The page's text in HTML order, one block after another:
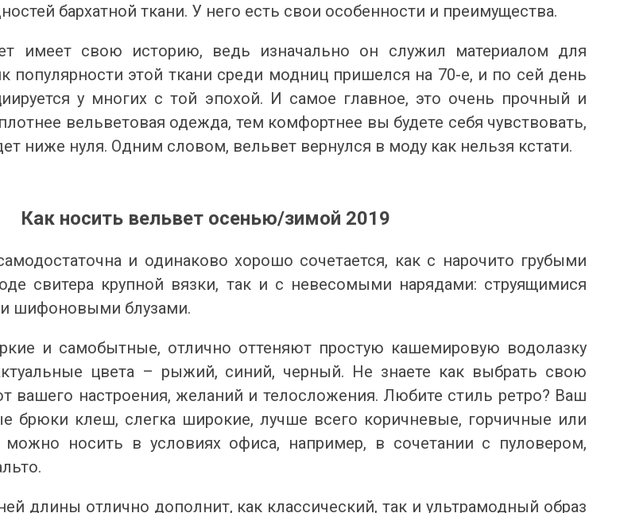
всіх
КУПАЛЬНИК ІЗ НАКИДКОЮ ЧИ КУПАЛЬНИК ЗІ
Літо — це час, коли хочеться почуватися легко,
впевнено та комфортно. Саме тому все більше
жінок звертають увагу не лише на купальники ,
ЛЬОНОВІ ШОРТИ ТА БРЮКИ: ІДЕАЛЬНИЙ ВИБІР
У літню пору особливо цінуються речі, які не
лише гарно виглядають, а й дають відчуття
легкості протягом усього дня. Саме тому
Кожного літа вибір між
до одного питання: закритий
зараз тренд не про “або-або”. У
бархатной ткани. У него есть свои особенности и преимущества.
имеет свою историю, ведь изначально он служил материалом для
популярности этой ткани среди модниц пришелся на 70-е, и по сей день
у многих с той эпохой. И самое главное, это очень прочный и
вельветовая одежда, тем комфортнее вы будете себя чувствовать,
ниже нуля. Одним словом, вельвет вернулся в моду как нельзя кстати.
Как носить вельвет осенью/зимой 2019
и одинаково хорошо сочетается, как с нарочито грубыми
свитера крупной вязки, так и с невесомыми нарядами: струящимися
шифоновыми блузами.
и самобытные, отлично оттеняют простую кашемировую водолазку
цвета – рыжий, синий, черный. Не знаете как выбрать свою
вашего настроения, желаний и телосложения. Любите стиль ретро? Ваш
брюки клеш, слегка широкие, лучше всего коричневые, горчичные или
носить в условиях офиса, например, в сочетании с пуловером,
длины отлично дополнит, как классический, так и ультрамодный образ